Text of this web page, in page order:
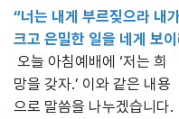
“너는 내게 부르짖으라 내
크고 은밀한 일을 네게 보
오늘 아침예배에 ‘저는 희
망을 갖자.’ 이와 같은 내용
으로 말씀을 나누겠습니다.